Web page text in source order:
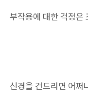
부작용에 대한 걱정은
신경을 건드리면 어쩌